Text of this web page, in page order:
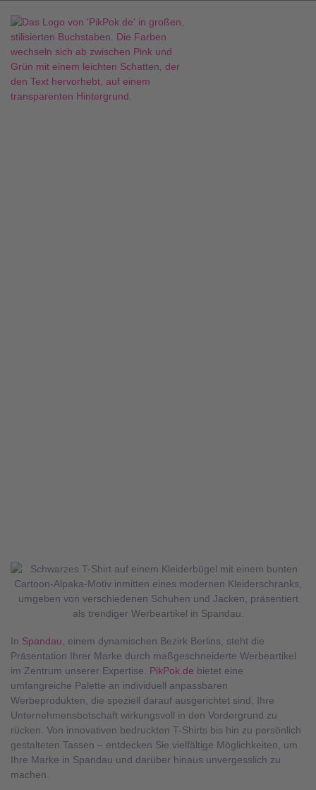
In Spandau , einem dynamischen Bezirk Berlins, steht die
Präsentation Ihrer Marke durch maßgeschneiderte Werbeartikel
im Zentrum unserer Expertise. PikPok.de bietet eine
umfangreiche Palette an individuell anpassbaren
Werbeprodukten, die speziell darauf ausgerichtet sind, Ihre
Unternehmensbotschaft wirkungsvoll in den Vordergrund zu
rücken. Von innovativen bedruckten T-Shirts bis hin zu persönlich
gestalteten Tassen – entdecken Sie vielfältige Möglichkeiten, um
Ihre Marke in Spandau und darüber hinaus unvergesslich zu
machen.